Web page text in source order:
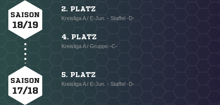
SAISON
18/19
2. PLATZ
Kreisliga A / E-Jun. - Staffel -D-
4. PLATZ
Kreisliga A / Gruppe -C-
SAISON
17/18
5. PLATZ
Kreisliga A / E-Jun. - Staffel -D-